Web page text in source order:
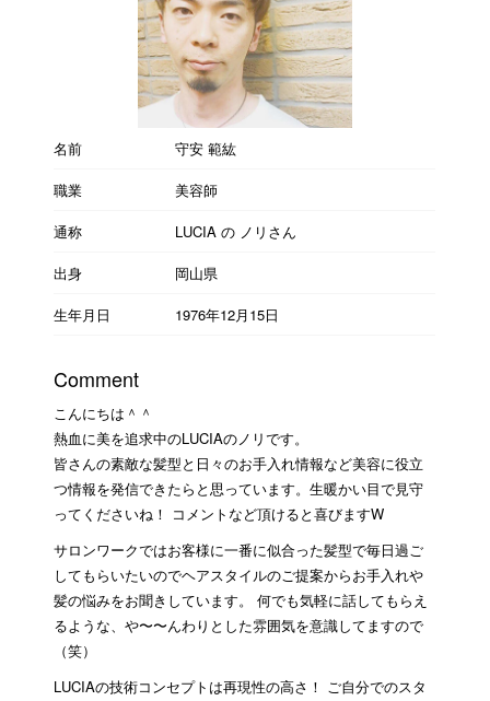
名前
守安 範紘
職業
美容師
通称
LUCIA の ノリさん
出身
岡山県
生年月日
1976年12月15日
Comment
こんにちは＾＾
熱血に美を追求中のLUCIAのノリです。
皆さんの素敵な髪型と日々のお手入れ情報など美容に役立
つ情報を発信できたらと思っています。生暖かい目で見守
ってくださいね！ コメントなど頂けると喜びますW
サロンワークではお客様に一番に似合った髪型で毎日過ご
してもらいたいのでヘアスタイルのご提案からお手入れや
髪の悩みをお聞きしています。 何でも気軽に話してもらえ
るような、や〜〜んわりとした雰囲気を意識してますので
（笑）
LUCIAの技術コンセプトは再現性の高さ！ ご自分でのスタ